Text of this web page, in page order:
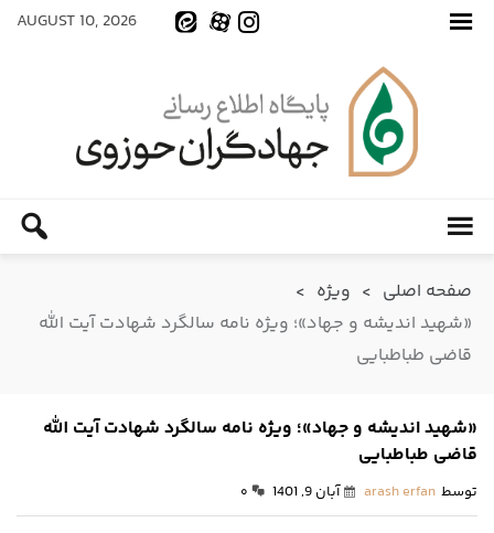
AUGUST 10, 2026
صفحه اصلی > ویژه >
«شهید اندیشه و جهاد»؛ ویژه نامه سالگرد شهادت آیت الله
قاضی طباطبایی
«شهید اندیشه و جهاد»؛ ویژه نامه سالگرد شهادت آیت الله
قاضی طباطبایی
توسط arash erfan آبان 9, 1401 ۰